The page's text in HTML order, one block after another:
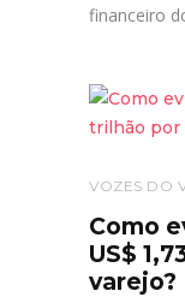
financeiro
VOZES DO
Como
US$
varejo?